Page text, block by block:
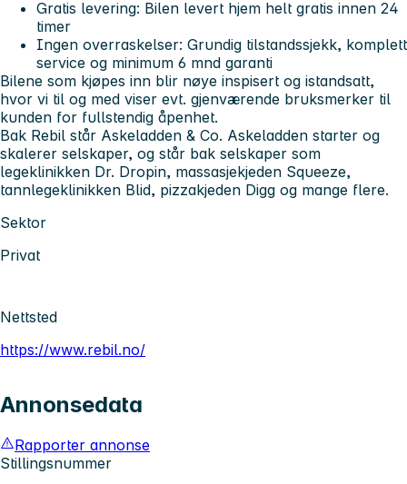
Gratis levering: Bilen levert hjem helt gratis innen 24
timer
Ingen overraskelser: Grundig tilstandssjekk, komplett
service og minimum 6 mnd garanti
Bilene som kjøpes inn blir nøye inspisert og istandsatt,
hvor vi til og med viser evt. gjenværende bruksmerker til
kunden for fullstendig åpenhet.
Bak Rebil står Askeladden & Co. Askeladden starter og
skalerer selskaper, og står bak selskaper som
legeklinikken Dr. Dropin, massasjekjeden Squeeze,
tannlegeklinikken Blid, pizzakjeden Digg og mange flere.
Sektor
Privat
Nettsted
https://www.rebil.no/
Annonsedata
Rapporter annonse
Stillingsnummer